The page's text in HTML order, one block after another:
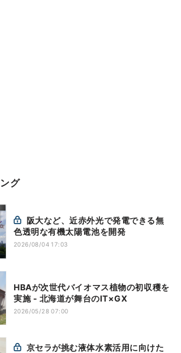
グ
色透明な有機太陽電池を開発
2026/08/04 17:03
HBAが次世代バイオマス植物の初収穫を
実施 - 北海道が舞台のIT×GX
2026/05/28 07:00